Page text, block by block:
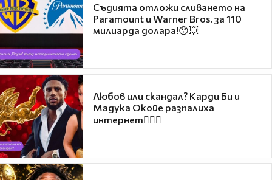
Съдията отложи сливането на
Paramount и Warner Bros. за 110
милиарда долара!😯💥
Любов или скандал? Карди Би и
Мадука Окойе разпалиха
интернет❤️‍🔥🔥